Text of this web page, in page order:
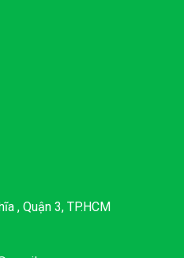
, Quận 3, TP.HCM